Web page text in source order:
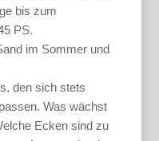
bis zum
PS.
im Sommer und
den sich stets
Was wächst
Ecken sind zu